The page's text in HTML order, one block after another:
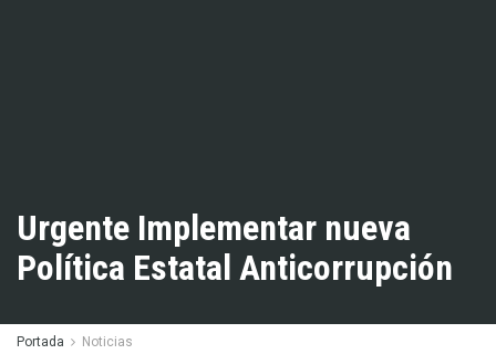
Urgente Implementar nueva
Política Estatal Anticorrupción
Portada Noticias